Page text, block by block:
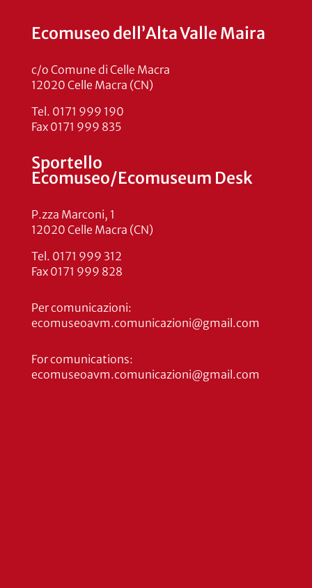
Ecomuseo dell’Alta Valle Maira
c/o Comune di Celle Macra
12020 Celle Macra (CN)
Tel. 0171 999 190
Fax 0171 999 835
Sportello
Ecomuseo/Ecomuseum Desk
P.zza Marconi, 1
12020 Celle Macra (CN)
Tel. 0171 999 312
Fax 0171 999 828
Per comunicazioni:
ecomuseoavm.comunicazioni@gmail.com
For comunications:
ecomuseoavm.comunicazioni@gmail.com